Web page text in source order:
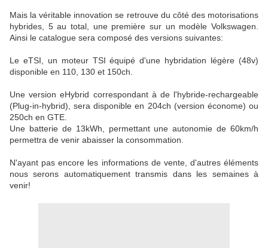
Mais la véritable innovation se retrouve du côté des motorisations
hybrides, 5 au total, une première sur un modèle Volkswagen.
Ainsi le catalogue sera composé des versions suivantes:
Le eTSI, un moteur TSI équipé d'une hybridation légère (48v)
disponible en 110, 130 et 150ch.
Une version eHybrid correspondant à de l'hybride-rechargeable
(Plug-in-hybrid), sera disponible en 204ch (version économe) ou
250ch en GTE.
Une batterie de 13kWh, permettant une autonomie de 60km/h
permettra de venir abaisser la consommation.
N'ayant pas encore les informations de vente, d'autres éléments
nous serons automatiquement transmis dans les semaines à
venir!